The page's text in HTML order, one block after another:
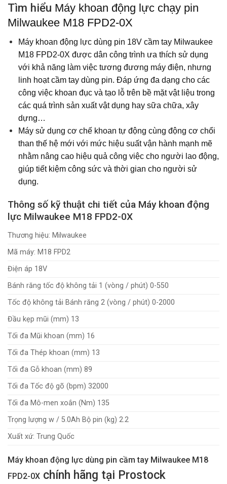
Tìm hiểu Máy khoan động lực chạy pin
Milwaukee M18 FPD2-0X
Máy khoan động lực dùng pin 18V cầm tay Milwaukee
M18 FPD2-0X được dân công trình ưa thích sử dụng
với khả năng làm việc tương đương máy điện, nhưng
linh hoạt cầm tay dùng pin. Đáp ứng đa dạng cho các
công việc khoan đục và tạo lỗ trên bề mặt vật liệu trong
các quá trình sản xuất vật dụng hay sữa chữa, xây
dựng…
Máy sử dụng cơ chế khoan tự động cùng động cơ chổi
than thế hệ mới với mức hiệu suất vận hành mạnh mẽ
nhằm nâng cao hiệu quả công việc cho người lao động,
giúp tiết kiệm công sức và thời gian cho người sử
dụng.
Thông số kỹ thuật chi tiết của Máy khoan động
lực Milwaukee M18 FPD2-0X
Thương hiệu: Milwaukee
Mã máy: M18 FPD2
Điện áp 18V
Bánh răng tốc độ không tải 1 (vòng / phút) 0-550
Tốc độ không tải Bánh răng 2 (vòng / phút) 0-2000
Đầu kẹp mũi (mm) 13
Tối đa Mũi khoan (mm) 16
Tối đa Thép khoan (mm) 13
Tối đa Gỗ khoan (mm) 89
Tối đa Tốc độ gõ (bpm) 32000
Tối đa Mô-men xoắn (Nm) 135
Trọng lượng w / 5.0Ah Bộ pin (kg) 2.2
Xuất xứ: Trung Quốc
Máy khoan động lực dùng pin cầm tay Milwaukee M18
FPD2-0X chính hãng tại Prostock